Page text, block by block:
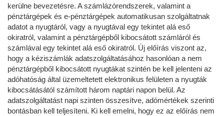
kerülne bevezetésre. A számlázórendszerek, valamint a
pénztárgépek és e-pénztárgépek automatikusan szolgáltatnak
adatot a nyugtáról, vagy a nyugtával egy tekintet alá eső
okiratról, valamint a pénztárgépből kibocsátott számláról és
számlával egy tekintet alá eső okiratról. Új előírás viszont az,
hogy a kéziszámlák adatszolgáltatásához hasonlóan a nem
pénztárgépből kibocsátott nyugtákat szintén be kell jelenteni az
adóhatóság által üzemeltetett elektronikus felületen a nyugták
kibocsátásától számított három naptári napon belül. Az
adatszolgáltatást napi szinten összesítve, adómértékek szerinti
bontásban kell teljesíteni. Ki kell emelni, hogy ez az előírás nem